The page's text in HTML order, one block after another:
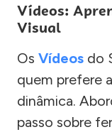
Vídeos:
Visual
Os Vídeos do
quem prefere
dinâmica.
passo sobre